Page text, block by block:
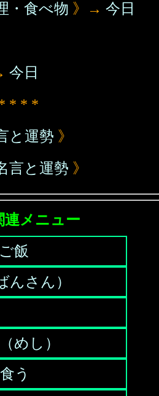
・食べ物 》→ 今日
今日
* * *
と運勢 》
言と運勢 》
連メニュー
飯
んさん）
めし）
う